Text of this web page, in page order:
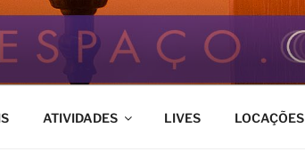
de Bem Estar
ATIVIDADES LIVES LOCAÇÕES